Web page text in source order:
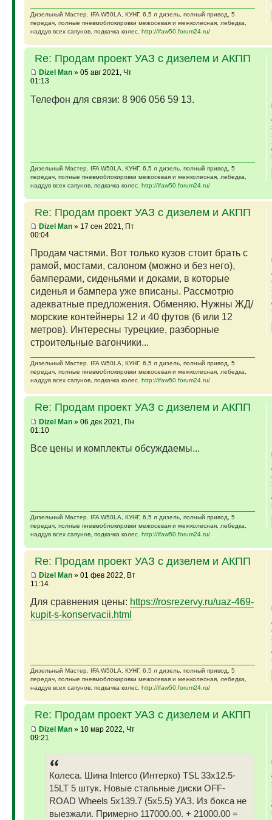
Дизельный Мастер. IFA W50LA, КУНГ, 6,5 л дизель, полный привод, 5
передач, полные пневмоблокировки межосевая и межколесная, лебедка,
наддув всех сапунов, подкачка колес. http://ifaw50.forum24.ru/
Re: Продам проект УАЗ с дизелем и АКПП
Dizel Man» 05 авг 2021, Чт
01:13
Телефон для связи: 8 906 056 59 13.
Дизельный Мастер. IFA W50LA, КУНГ, 6,5 л дизель, полный привод, 5
передач, полные пневмоблокировки межосевая и межколесная, лебедка,
наддув всех сапунов, подкачка колес. http://ifaw50.forum24.ru/
Re: Продам проект УАЗ с дизелем и АКПП
Dizel Man» 17 сен 2021, Пт
00:04
Продам частями. Вот только кузов стоит брать с
рамой, мостами, салоном (можно и без него),
бамперами, сиденьями и доками, в которые
сиденья и бампера уже вписаны. Рассмотрю
адекватные предложения. Обменяю. Нужны ЖД/
морские контейнеры 12 и 40 футов (6 или 12
метров). Интересны турецкие, разборные
строительные вагончики...
Дизельный Мастер. IFA W50LA, КУНГ, 6,5 л дизель, полный привод, 5
передач, полные пневмоблокировки межосевая и межколесная, лебедка,
наддув всех сапунов, подкачка колес. http://ifaw50.forum24.ru/
Re: Продам проект УАЗ с дизелем и АКПП
Dizel Man» 06 дек 2021, Пн
01:10
Все цены и комплекты обсуждаемы...
Дизельный Мастер. IFA W50LA, КУНГ, 6,5 л дизель, полный привод, 5
передач, полные пневмоблокировки межосевая и межколесная, лебедка,
наддув всех сапунов, подкачка колес. http://ifaw50.forum24.ru/
Re: Продам проект УАЗ с дизелем и АКПП
Dizel Man» 01 фев 2022, Вт
11:14
Для сравнения цены: https://rosrezervy.ru/uaz-469-
kupit-s-konservacii.html
Дизельный Мастер. IFA W50LA, КУНГ, 6,5 л дизель, полный привод, 5
передач, полные пневмоблокировки межосевая и межколесная, лебедка,
наддув всех сапунов, подкачка колес. http://ifaw50.forum24.ru/
Re: Продам проект УАЗ с дизелем и АКПП
Dizel Man» 10 мар 2022, Чт
09:21
Колеса. Шина Interco (Интерко) TSL 33x12.5-
15LT 5 штук. Новые стальные диски OFF-
ROAD Wheels 5x139.7 (5x5.5) УАЗ. Из бокса не
выезжали. Примерно 117000.00. + 21000.00 =